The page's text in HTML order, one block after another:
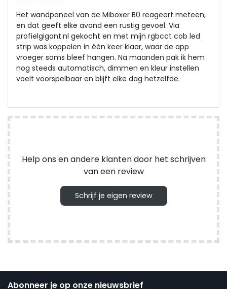
Het wandpaneel van de Miboxer B0 reageert meteen,
en dat geeft elke avond een rustig gevoel. Via
profielgigant.nl gekocht en met mijn rgbcct cob led
strip was koppelen in één keer klaar, waar de app
vroeger soms bleef hangen. Na maanden pak ik hem
nog steeds automatisch, dimmen en kleur instellen
voelt voorspelbaar en blijft elke dag hetzelfde.
Help ons en andere klanten door het schrijven
van een review
Schrijf je eigen review
Abonneer je op onze nieuwsbrief